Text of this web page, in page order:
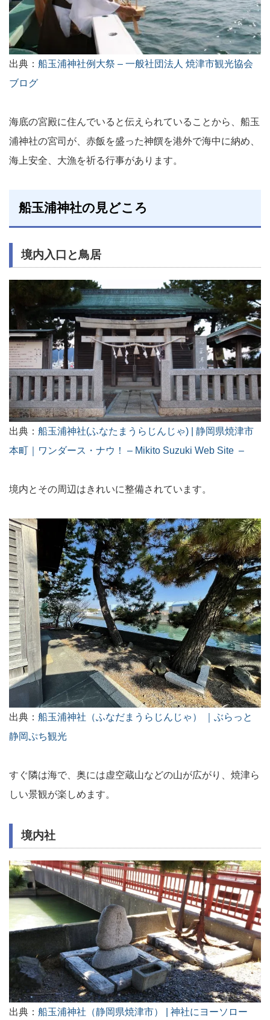
出典： 船玉浦神社例大祭 – 一般社団法人 焼津市観光協会
ブログ
海底の宮殿に住んでいると伝えられていることから、船玉
浦神社の宮司が、赤飯を盛った神饌を港外で海中に納め、
海上安全、大漁を祈る行事があります。
船玉浦神社の見どころ
境内入口と鳥居
出典： 船玉浦神社(ふなたまうらじんじゃ) | 静岡県焼津市
本町｜ワンダース・ナウ！ – Mikito Suzuki Web Site –
境内とその周辺はきれいに整備されています。
出典： 船玉浦神社（ふなだまうらじんじゃ） ｜ぶらっと
静岡ぷち観光
すぐ隣は海で、奥には虚空蔵山などの山が広がり、焼津ら
しい景観が楽しめます。
境内社
出典： 船玉浦神社（静岡県焼津市） | 神社にヨーソロー